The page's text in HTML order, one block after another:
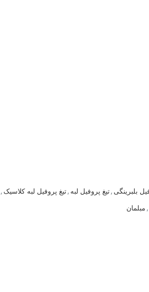
بلبرینگی ,تیغ پروفیل لبه ,تیغ پروفیل لبه کلاسیک ,
, مبلمان